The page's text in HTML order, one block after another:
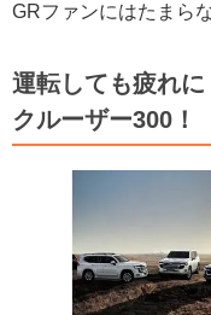
GRファンにはたまら
運転しても疲れ
クルーザー300！